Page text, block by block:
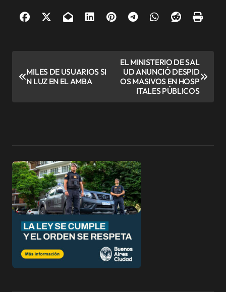
a
c
i
ó
n
MILES DE USUARIOS SI
N LUZ EN EL AMBA
EL MINISTERIO DE SAL
UD ANUNCIÓ DESPID
OS MASIVOS EN HOSP
ITALES PÚBLICOS